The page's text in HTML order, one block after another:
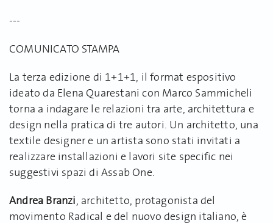
---
COMUNICATO STAMPA
La terza edizione di 1+1+1, il format espositivo
ideato da Elena Quarestani con Marco Sammicheli
torna a indagare le relazioni tra arte, architettura e
design nella pratica di tre autori. Un architetto, una
textile designer e un artista sono stati invitati a
realizzare installazioni e lavori site specific nei
suggestivi spazi di Assab One.
Andrea Branzi, architetto, protagonista del
movimento Radical e del nuovo design italiano, è